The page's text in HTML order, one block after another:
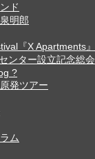
ド
明郎
『X Apartments』
ンター設立記念総会
?
発ツアー
ム